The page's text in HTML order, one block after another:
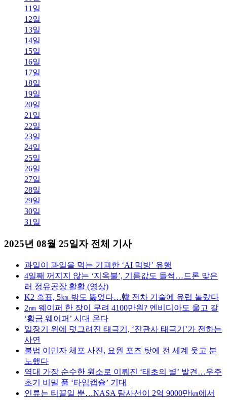
11일
12일
13일
14일
15일
16일
17일
18일
19일
20일
21일
22일
23일
24일
25일
26일
27일
28일
29일
30일
31일
2025년 08월 25일자 전체 기사
과일이 과일을 먹는 기괴한 ‘AI 먹방’ 유행
4일째 꺼지지 않는 ‘지옥불’, 기름값도 들썩…드론 맞은
러 정유공장 활활 (영상)
K2 흑표, 5㎞ 밖도 뚫었다…韓 전차 기술에 유럽 놀랐다
2㎚ 웨이퍼 한 장이 무려 4100만원? 엔비디아도 울고 갈
‘황금 웨이퍼’ 시대 온다
일장기 위에 덧그려진 태극기, ‘진관사 태극기’가 전하는
사연
불법 이민자 체포 사진, 요원 포즈 탓에 전 세계 웃고 분
노했다
역대 가장 순수한 원소로 이뤄진 ‘태초의 별’ 발견…우주
초기 비밀 풀 ‘타임캡슐’ 기대
인류는 티끌일 뿐…NASA 탐사선이 2억 9000만㎞에서